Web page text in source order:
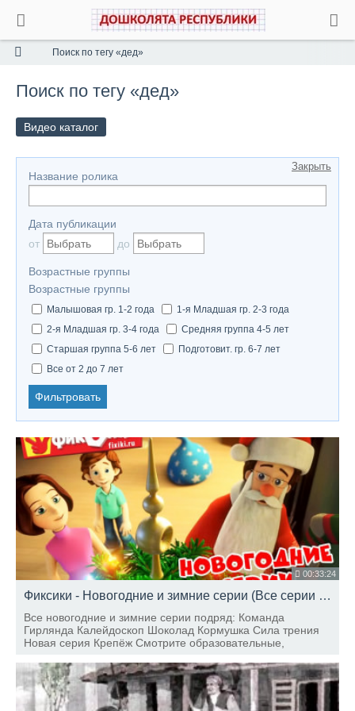
Поиск по тегу «дед»
Поиск по тегу «дед»
Видео каталог
Закрыть
Название ролика
Дата публикации
от
до
Возрастные группы
Возрастные группы
Малышовая гр. 1-2 года
1-я Младшая гр. 2-3 года
2-я Младшая гр. 3-4 года
Средняя группа 4-5 лет
Старшая группа 5-6 лет
Подготовит. гр. 6-7 лет
Все от 2 до 7 лет
Фильтровать
00:33:24
Фиксики - Новогодние и зимние серии (Все серии подряд) / Fixiki
Все новогодние и зимние серии подряд: Команда
Гирлянда Калейдоскоп Шоколад Кормушка Сила трения
Новая серия Крепёж Смотрите образовательные,
Лифт Фиксики - Миксер Смотрите самые новые серии
Фиксик